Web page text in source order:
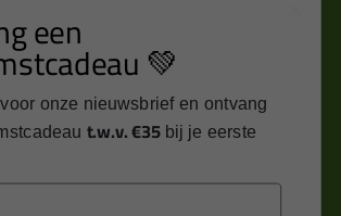
deals rechtstreeks in je
Inschrijven
een
💚
onze nieuwsbrief en ontvang
t.w.v. €35 bij je eerste